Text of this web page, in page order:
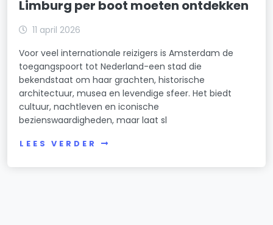
Limburg per boot moeten ontdekken
11 april 2026
Voor veel internationale reizigers is Amsterdam de
toegangspoort tot Nederland-een stad die
bekendstaat om haar grachten, historische
architectuur, musea en levendige sfeer. Het biedt
cultuur, nachtleven en iconische
bezienswaardigheden, maar laat sl
LEES VERDER